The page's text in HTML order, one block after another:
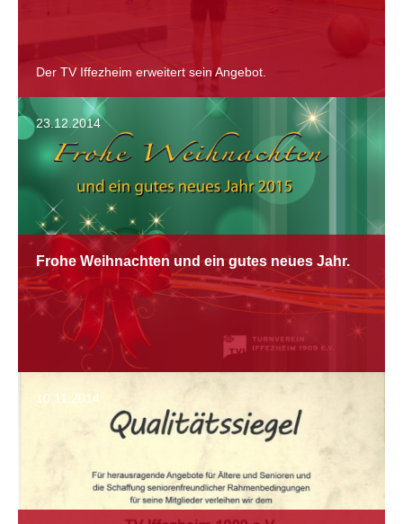
Der TV Iffezheim erweitert sein Angebot.
23.12.2014
Frohe Weihnachten und ein gutes neues Jahr.
10.11.2014